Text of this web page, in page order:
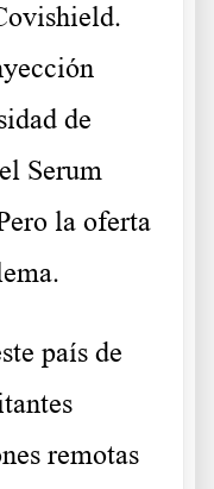
de
Serum
la oferta
país de
remotas